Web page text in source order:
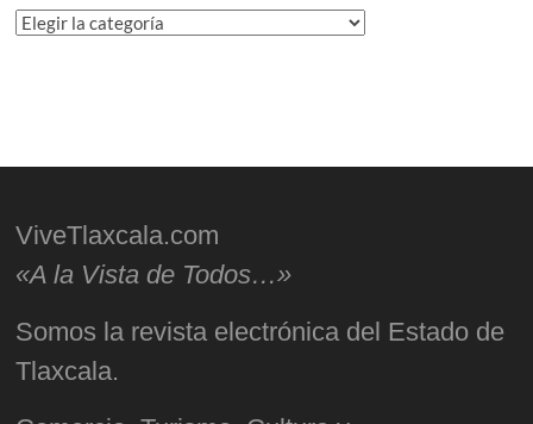
Categorías
ViveTlaxcala.com
«A la Vista de Todos…»
Somos la revista electrónica del Estado de
Tlaxcala.